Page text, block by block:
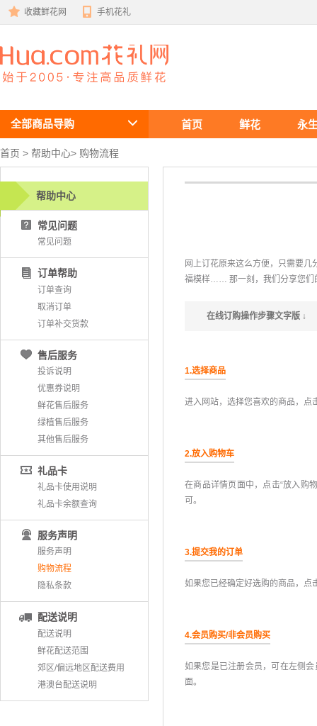
收藏鲜花网 手机花礼
鲜花速递
全部商品导购 首页 鲜花 永
首页 > 帮助中心> 购物流程
网上订花原来这么方便，只需要
福模样…… 那一刻，我们分享您们
在线订购操作步骤文字版 ↓
1.选择商品
进入网站，选择您喜欢的商品，点
2.放入购物车
在商品详情页面中，点击“放入购
可。
3.提交我的订单
如果您已经确定好选购的商品，点
4.会员购买/非会员购买
如果您是已注册会员，可在左侧
面。
帮助中心
常见问题
常见问题
订单帮助
订单查询
取消订单
订单补交货款
售后服务
投诉说明
优惠券说明
鲜花售后服务
绿植售后服务
其他售后服务
礼品卡
礼品卡使用说明
礼品卡余额查询
服务声明
服务声明
购物流程
隐私条款
配送说明
配送说明
鲜花配送范围
郊区/偏远地区配送费用
港澳台配送说明